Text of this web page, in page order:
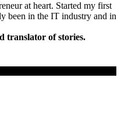
at heart. Started my first
been in the IT industry and in
translator of stories.